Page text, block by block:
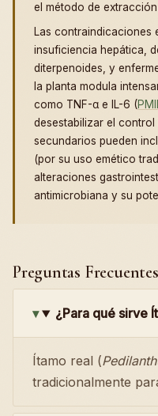
el método de
Las contraindicaciones
insuficiencia hepática,
diterpenoides, y
la planta modula
como TNF-α e IL-6 (
desestabilizar el
secundarios pueden
(por su uso emético
alteraciones
antimicrobiana y su
Preguntas
¿Para qué sirve
Ítamo real (
tradicionalmente